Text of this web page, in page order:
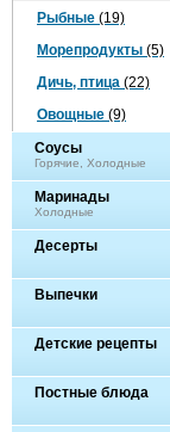
Рыбные (19)
Морепродукты (5)
Дичь, птица (22)
Овощные (9)
Соусы
Горячие, Холодные
Маринады
Холодные
Десерты
Выпечки
Детские рецепты
Постные блюда